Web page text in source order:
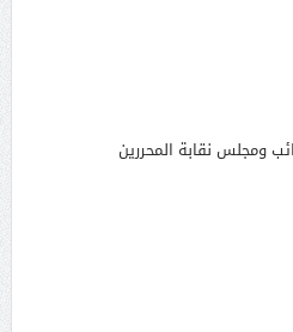
ومجلس نقابة المحررين